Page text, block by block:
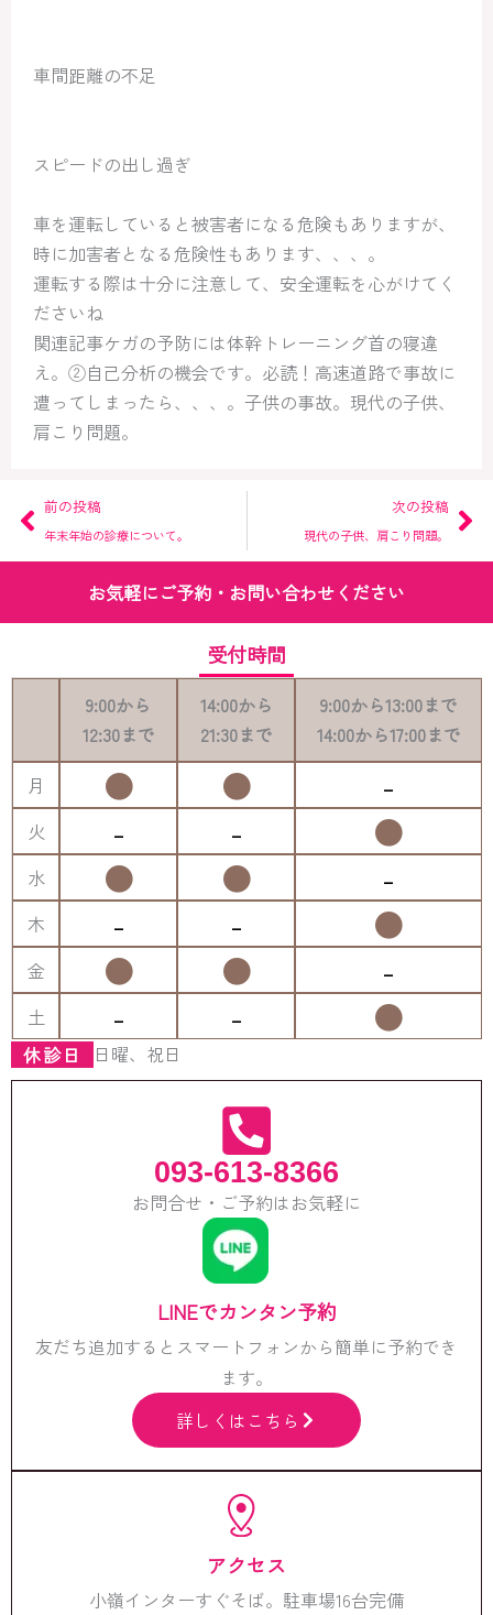
車間距離の不足
スピードの出し過ぎ
車を運転していると被害者になる危険もありますが、
時に加害者となる危険性もあります、、、。
運転する際は十分に注意して、安全運転を心がけてく
ださいね
関連記事ケガの予防には体幹トレーニング首の寝違
え。②自己分析の機会です。必読！高速道路で事故に
遭ってしまったら、、、。子供の事故。現代の子供、
肩こり問題。
Prev
前の投稿
年末年始の診療について。
次の投稿
現代の子供、肩こり問題。
お気軽にご予約・お問い合わせください
受付時間
9:00から
12:30まで
14:00から
21:30まで
9:00から13:00まで
14:00から17:00まで
月
● ● -
火 - - ●
水 ● ● -
木 - - ●
金 ● ● -
土 - - ●
休診日 日曜、祝日
093-613-8366
お問合せ・ご予約はお気軽に
LINEでカンタン予約
友だち追加するとスマートフォンから簡単に予約でき
ます。
詳しくはこちら
アクセス
小嶺インターすぐそば。駐車場16台完備